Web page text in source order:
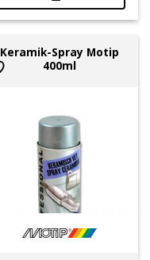
Keramik-Spray Motip
400ml